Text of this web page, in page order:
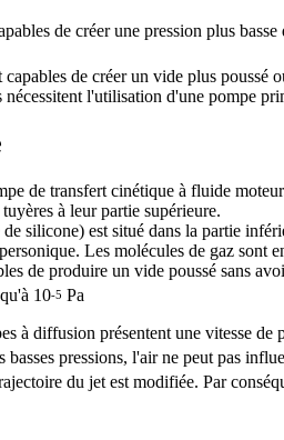
de créer une pression plus
capables de créer un vide plus poussé
l'utilisation d'une pompe
de transfert cinétique à fluide
à leur partie supérieure.
silicone) est situé dans la partie
Les molécules de gaz sont
de produire un vide poussé sans
10-5 Pa
à diffusion présentent une vitesse
basses pressions, l'air ne peut pas
du jet est modifiée. Par